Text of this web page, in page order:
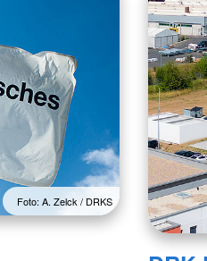
Foto: A. Zelck / DRKS